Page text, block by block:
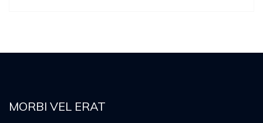
MORBI VEL ERAT